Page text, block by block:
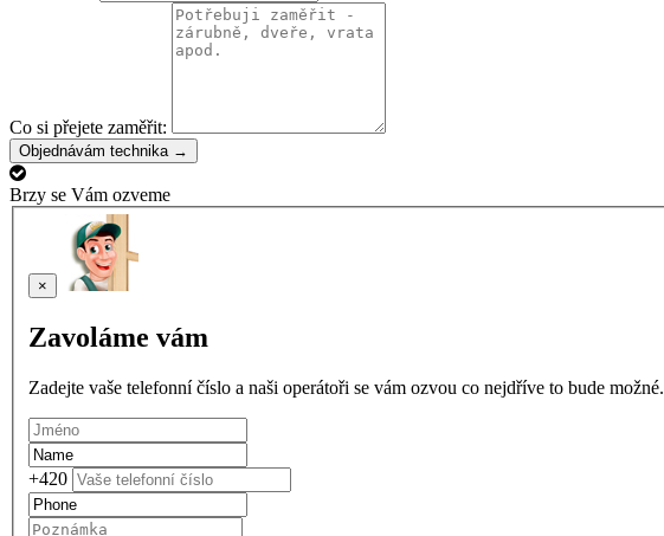
Co si přejete zaměřit:
Objednávám technika →
Brzy se Vám ozveme
×
Zavoláme vám
Zadejte vaše telefonní číslo a naši operátoři se vám ozvou co nejdříve to bude možné.
+420